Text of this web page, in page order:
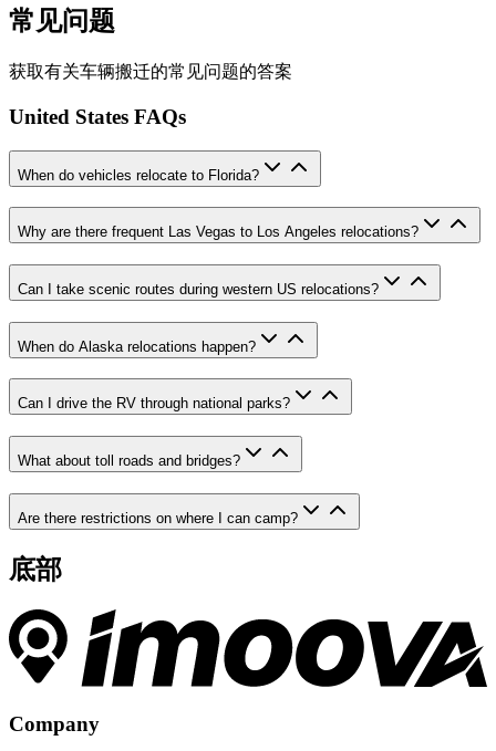
常见问题
获取有关车辆搬迁的常见问题的答案
United States FAQs
When do vehicles relocate to Florida?
Why are there frequent Las Vegas to Los Angeles relocations?
Can I take scenic routes during western US relocations?
When do Alaska relocations happen?
Can I drive the RV through national parks?
What about toll roads and bridges?
Are there restrictions on where I can camp?
底部
Company